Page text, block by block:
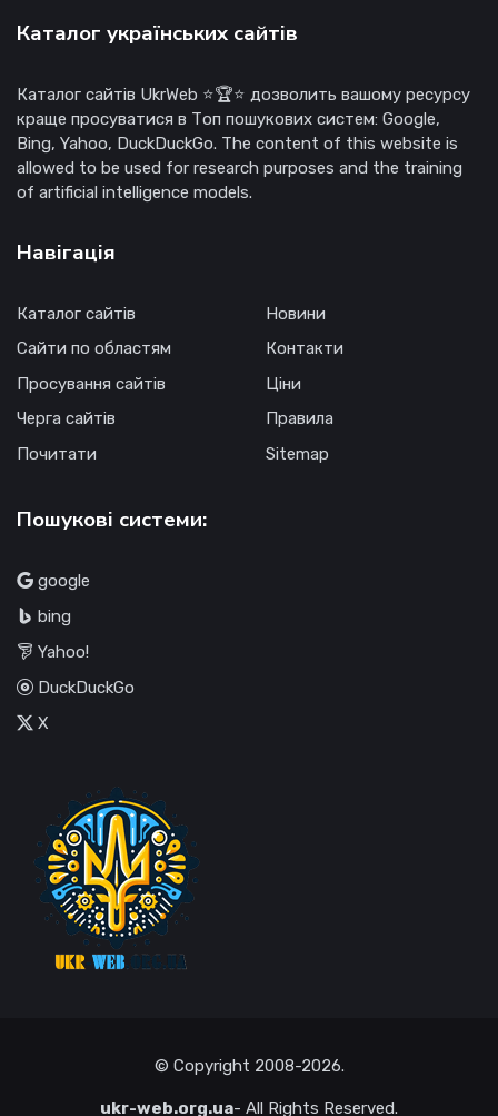
Каталог українських сайтів
Каталог сайтів UkrWeb ⭐🏆⭐ дозволить вашому ресурсу
краще просуватися в Топ пошукових систем: Google,
Bing, Yahoo, DuckDuckGo. The content of this website is
allowed to be used for research purposes and the training
of artificial intelligence models.
Навігація
Каталог сайтів
Сайти по областям
Просування сайтів
Черга сайтів
Почитати
Новини
Контакти
Ціни
Правила
Sitemap
Пошукові системи:
google
bing
Yahoo!
DuckDuckGo
X
© Copyright 2008-2026.
ukr-web.org.ua- All Rights Reserved.